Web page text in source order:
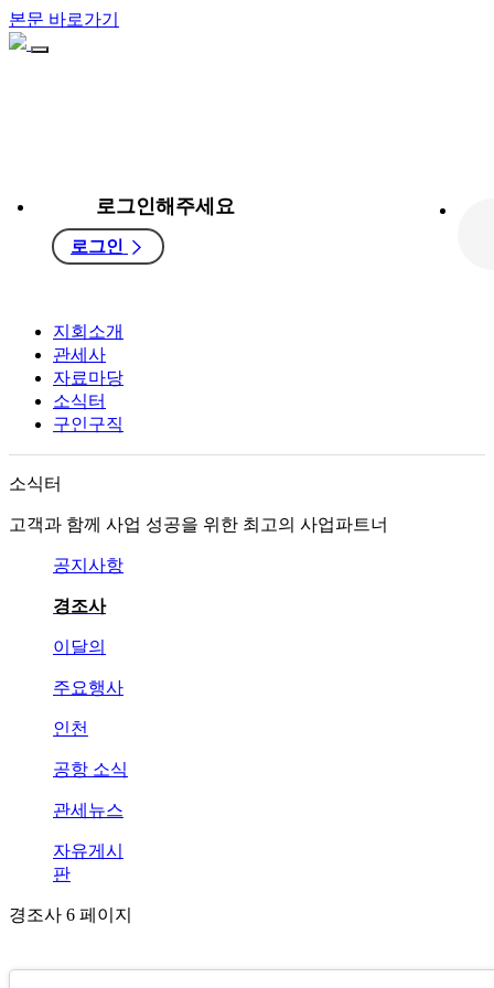
본문 바로가기
로그인해주세요
로그인
지회소개
관세사
자료마당
소식터
구인구직
소식터
고객과 함께 사업 성공을 위한 최고의 사업파트너
공지사항
경조사
이달의
주요행사
인천
공항 소식
관세뉴스
자유게시
판
경조사 6 페이지